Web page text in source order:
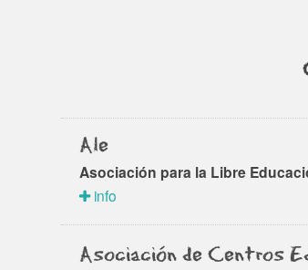
Ale
Asociación para la Libre
info
Asociación de Centros